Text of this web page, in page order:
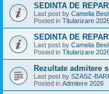
SEDINTA DE
Last post by Camelia
Posted in Titularizare
SEDINTA DE
Last post by Camelia
Posted in Titularizare
Rezultate admitere
Last post by SZASZ-
Posted in Admitere 2026